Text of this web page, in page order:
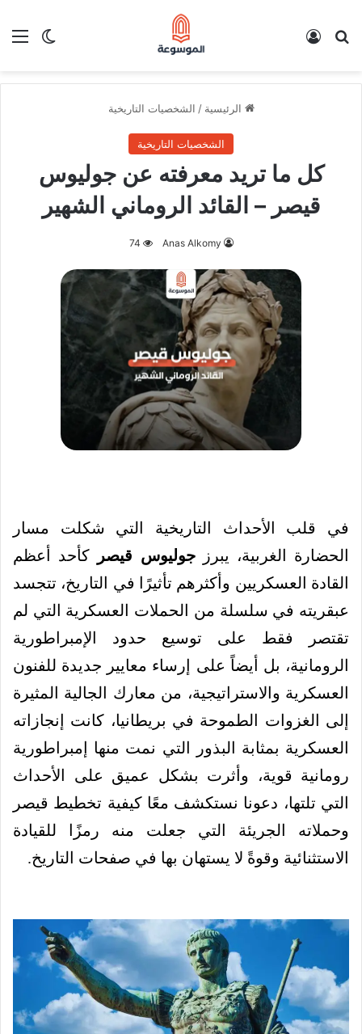
الوضع بحث عن
الرئيسية / الشخصيات التاريخية
الشخصيات التاريخية
كل ما تريد معرفته عن جوليوس
قيصر – القائد الروماني الشهير
Anas Alkomy
74
في قلب الأحداث التاريخية التي شكلت مسار
الحضارة الغربية، يبرزجوليوس قيصر
كأحد أعظم
القادة العسكريين وأكثرهم تأثيرًا في التاريخ، تتجسد
عبقريته في سلسلة من الحملات العسكرية التي لم
تقتصر فقط على توسيع حدود الإمبراطورية
الرومانية، بل أيضاً على إرساء معايير جديدة للفنون
العسكرية والاستراتيجية، من معارك الجالية المثيرة
إلى الغزوات الطموحة في بريطانيا، كانت إنجازاته
العسكرية بمثابة البذور التي نمت منها إمبراطورية
رومانية قوية، وأثرت بشكل عميق على الأحداث
التي تلتها، دعونا نستكشف معًا كيفية تخطيط قيصر
وحملاته الجريئة التي جعلت منه رمزًا للقيادة
الاستثنائية وقوةً لا يستهان بها في صفحات التاريخ.